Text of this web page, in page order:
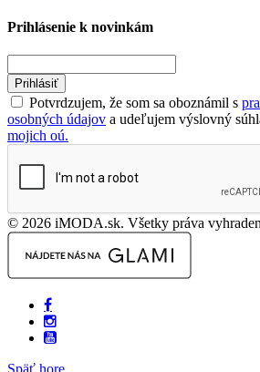
Prihlásenie k novinkám
Prihlásiť
Potvrdzujem, že som sa oboznámil s
osobných údajov a udeľujem výslovný
mojich oú.
© 2026 iMODA.sk. Všetky práva
Späť hore